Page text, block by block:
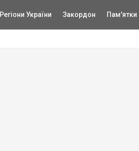
Регіони України Закордон Пам'ятки